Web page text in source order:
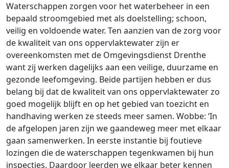
Waterschappen zorgen voor het waterbeheer in een
bepaald stroomgebied met als doelstelling; schoon,
veilig en voldoende water. Ten aanzien van de zorg voor
de kwaliteit van ons oppervlaktewater zijn er
overeenkomsten met de Omgevingsdienst Drenthe
want zij werken dagelijks aan een veilige, duurzame en
gezonde leefomgeving. Beide partijen hebben er dus
belang bij dat de kwaliteit van ons oppervlaktewater zo
goed mogelijk blijft en op het gebied van toezicht en
handhaving werken ze steeds meer samen. Wobbe: ‘In
de afgelopen jaren zijn we gaandeweg meer met elkaar
gaan samenwerken. In eerste instantie bij foutieve
lozingen die de waterschappen tegenkwamen bij hun
inspecties. Daardoor leerden we elkaar beter kennen